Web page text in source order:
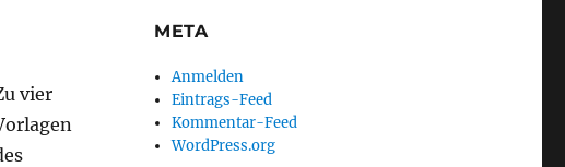
vier
META
Anmelden
Eintrags-Feed
Kommentar-Feed
WordPress.org